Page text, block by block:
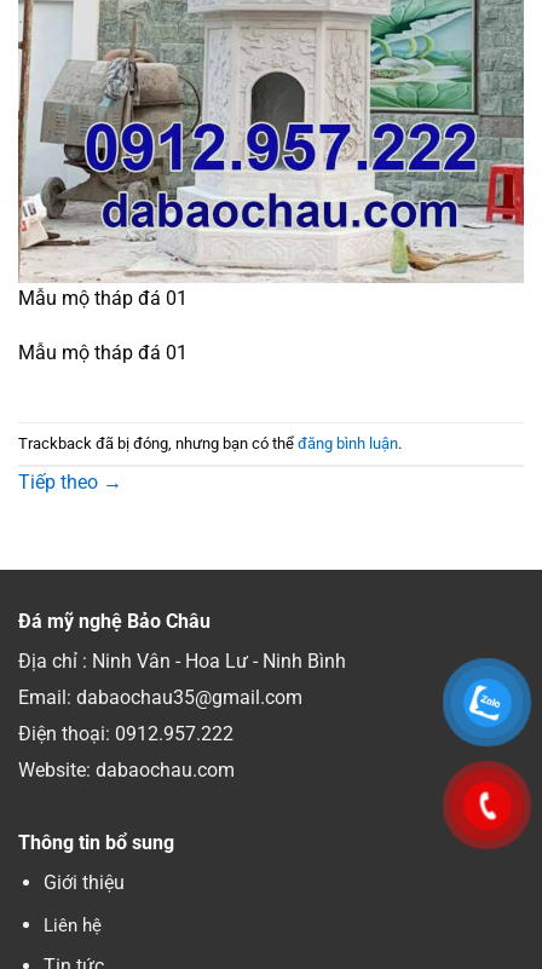
Mẫu mộ tháp đá 01
Mẫu mộ tháp đá 01
Trackback đã bị đóng, nhưng bạn có thể đăng bình luận.
Tiếp theo →
Đá mỹ nghệ Bảo Châu
Địa chỉ : Ninh Vân - Hoa Lư - Ninh Bình
Email: dabaochau35@gmail.com
Điện thoại: 0912.957.222
Website: dabaochau.com
Thông tin bổ sung
Giới thiệu
Liên hệ